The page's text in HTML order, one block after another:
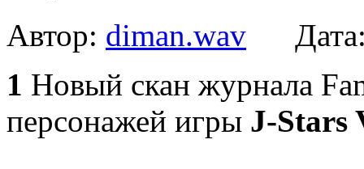
Автор: diman.wav
1 Новый скан журнала
персонажей игры J-Stars